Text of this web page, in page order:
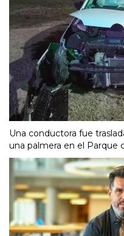
Una conductora fue
una palmera en el Parque